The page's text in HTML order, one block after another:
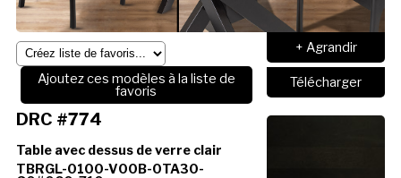
+ Agrandir
Télécharger
Ajoutez ces modèles à la liste de
favoris
DRC #774
Table avec dessus de verre clair
TBRGL-0100-V00B-0TA30-